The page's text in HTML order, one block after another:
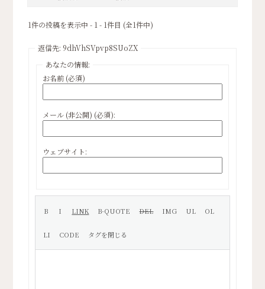
1件の投稿を表示中 - 1 - 1件目 (全1件中)
返信先: 9dhVhSVpvp8SUoZX
あなたの情報:
お名前 (必須)
メール (非公開) (必須):
ウェブサイト: